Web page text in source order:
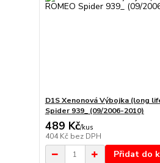
D1S Xenonová Výbojka (long
Spider 939_ (09/2006-2010)
489 Kč/kus
404 Kč bez DPH
Přidat do